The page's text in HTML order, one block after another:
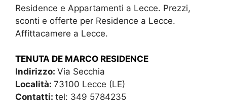
Residence e Appartamenti a Lecce. Prezzi,
sconti e offerte per Residence a Lecce.
Affittacamere a Lecce.
TENUTA DE MARCO RESIDENCE
Indirizzo: Via Secchia
Località: 73100 Lecce (LE)
Contatti: tel: 349 5784235